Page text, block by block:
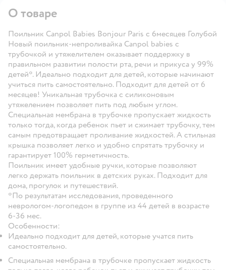
О товаре
Поильник Canpol Babies Bonjour Paris с 6месяцев Голубой
Новый поильник-непроливайка Canpol babies с
трубочкой и утяжелителем оказывает поддержку в
правильном развитии полости рта, речи и прикуса у 99%
детей*. Идеально подходит для детей, которые начинают
учиться пить самостоятельно. Подходит для детей от 6
месяцев! Уникальная трубочка с силиконовым
утяжелением позволяет пить под любым углом.
Специальная мембрана в трубочке пропускает жидкость
только тогда, когда ребенок пьет и сжимает трубочку, тем
самым предотвращает проливание жидкостей. А стильная
крышка позволяет легко и удобно спрятать трубочку и
гарантирует 100% герметичность.
Поильник имеет удобные ручки, которые позволяют
легко держать поильник в детских руках. Подходит для
дома, прогулок и путешествий.
*По результатам исследования, проведенного
неврологом-логопедом в группе из 44 детей в возрасте
6-36 мес.
Особенности:
Идеально подходит для детей, которые учатся пить
самостоятельно.
Специальная мембрана в трубочке пропускает жидкость